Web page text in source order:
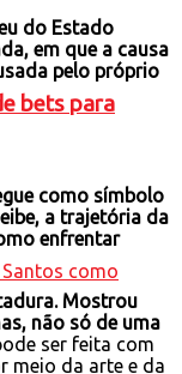
bets para
do Estado
em que a causa
pelo próprio
como símbolo
a trajetória da
enfrentar
Mostrou
não só de uma
ser feita com
meio da arte e da